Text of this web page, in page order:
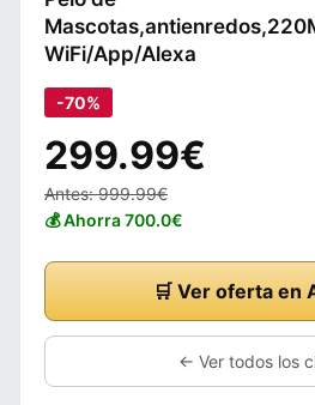
WiFi/App/Alexa
-70%
299.99€
Antes: 999.99€
💰 Ahorra 700.0€
🛒 Ver oferta en
← Ver todos los